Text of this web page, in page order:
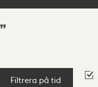
Filtrera på tid